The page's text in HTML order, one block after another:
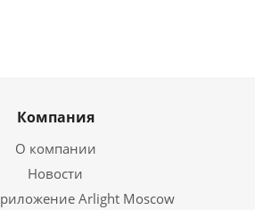
Компания
О компании
Новости
Arlight Moscow